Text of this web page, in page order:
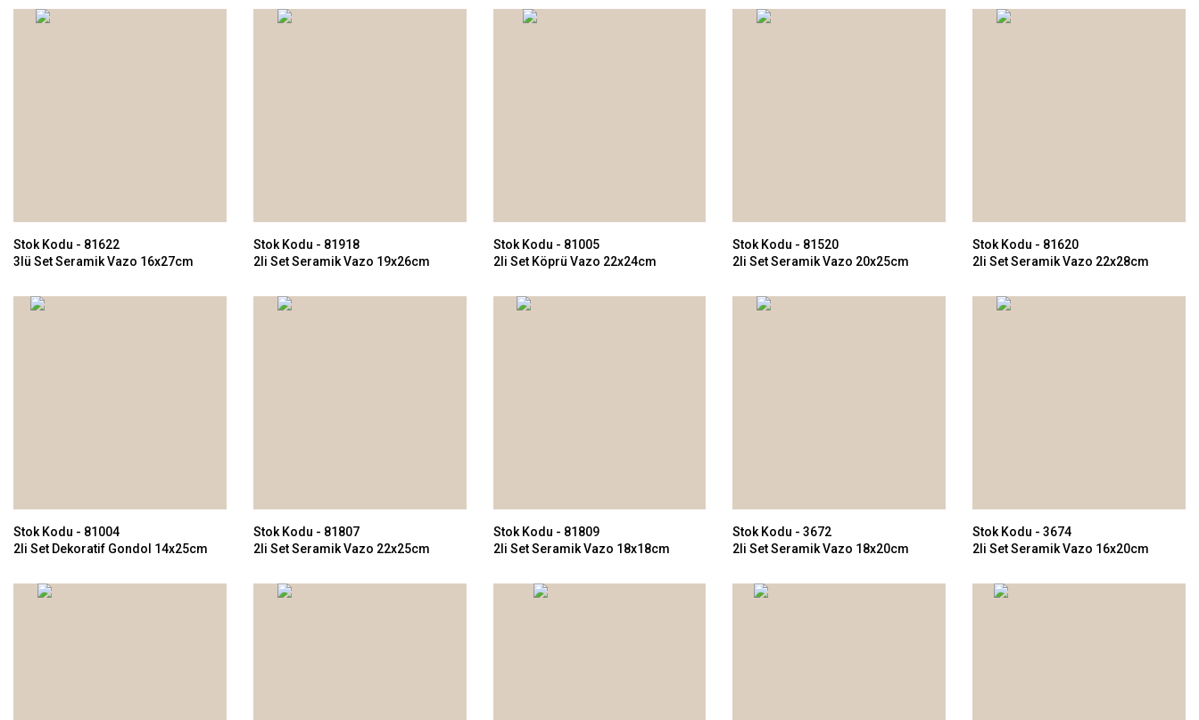
Stok Kodu - 81622
3lü Set Seramik Vazo 16x27cm
Stok Kodu - 81918
2li Set Seramik Vazo 19x26cm
Stok Kodu - 81005
2li Set Köprü Vazo 22x24cm
Stok Kodu - 81520
2li Set Seramik Vazo 20x25cm
Stok Kodu - 81620
2li Set Seramik Vazo 22x28cm
Stok Kodu - 81004
2li Set Dekoratif Gondol 14x25cm
Stok Kodu - 81807
2li Set Seramik Vazo 22x25cm
Stok Kodu - 81809
2li Set Seramik Vazo 18x18cm
Stok Kodu - 3672
2li Set Seramik Vazo 18x20cm
Stok Kodu - 3674
2li Set Seramik Vazo 16x20cm